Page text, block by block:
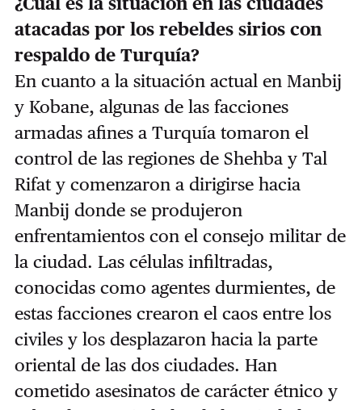
atacadas por los rebeldes sirios con
respaldo de Turquía?
En cuanto a la situación actual en Manbij
y Kobane, algunas de las facciones
armadas afines a Turquía tomaron el
control de las regiones de Shehba y Tal
Rifat y comenzaron a dirigirse hacia
Manbij donde se produjeron
enfrentamientos con el consejo militar de
la ciudad. Las células infiltradas,
conocidas como agentes durmientes, de
estas facciones crearon el caos entre los
civiles y los desplazaron hacia la parte
oriental de las dos ciudades. Han
cometido asesinatos de carácter étnico y